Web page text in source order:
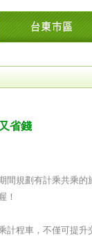
東花蓮綠島民宿住宿
省錢
間規劃有計乘共乘
！
計程車，不僅可提